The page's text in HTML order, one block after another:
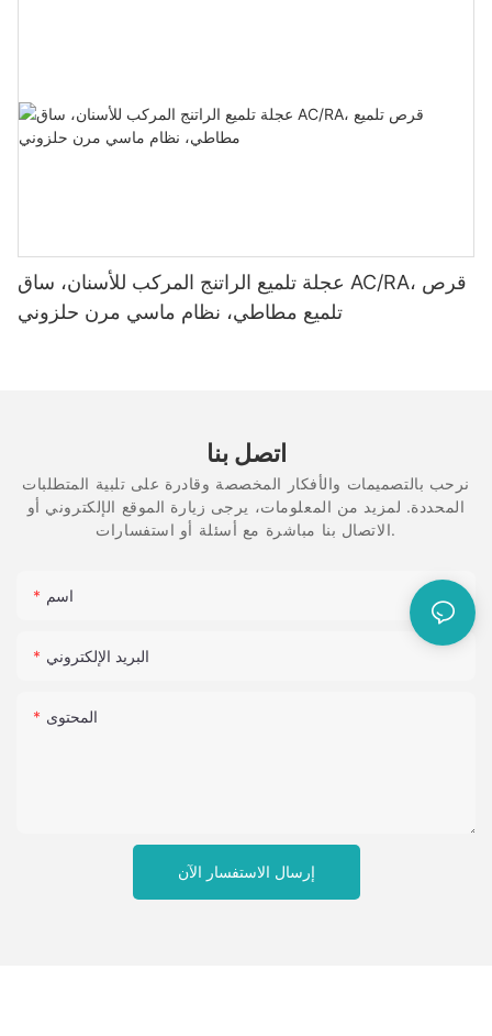
عجلة تلميع الراتنج المركب للأسنان، ساق AC/RA، قرص
تلميع مطاطي، نظام ماسي مرن حلزوني
اتصل بنا
نرحب بالتصميمات والأفكار المخصصة وقادرة على تلبية المتطلبات
المحددة. لمزيد من المعلومات، يرجى زيارة الموقع الإلكتروني أو
الاتصال بنا مباشرة مع أسئلة أو استفسارات.
اسم
البريد الإلكتروني
المحتوى
إرسال الاستفسار الآن